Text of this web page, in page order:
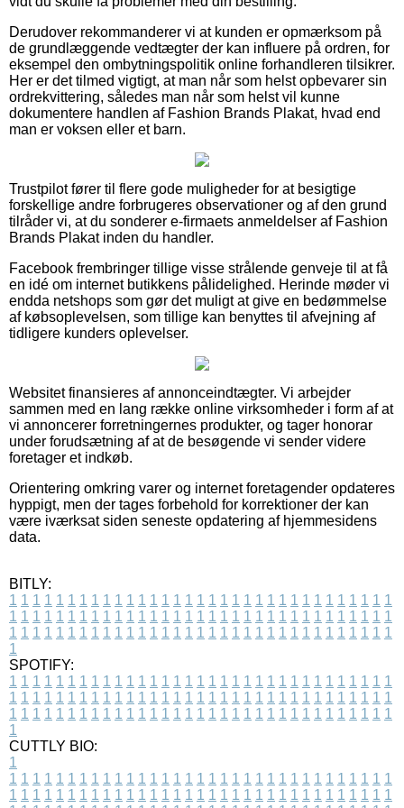
Derudover rekommanderer vi at kunden er opmærksom på
de grundlæggende vedtægter der kan influere på ordren, for
eksempel den ombytningspolitik online forhandleren tilsikrer.
Her er det tilmed vigtigt, at man når som helst opbevarer sin
ordrekvittering, således man når som helst vil kunne
dokumentere handlen af Fashion Brands Plakat, hvad end
man er voksen eller et barn.
Trustpilot fører til flere gode muligheder for at besigtige
forskellige andre forbrugeres observationer og af den grund
tilråder vi, at du sonderer e-firmaets anmeldelser af Fashion
Brands Plakat inden du handler.
Facebook frembringer tillige visse strålende genveje til at få
en idé om internet butikkens pålidelighed. Herinde møder vi
endda netshops som gør det muligt at give en bedømmelse
af købsoplevelsen, som tillige kan benyttes til afvejning af
tidligere kunders oplevelser.
Websitet finansieres af annonceindtægter. Vi arbejder
sammen med en lang række online virksomheder i form af at
vi annoncerer forretningernes produkter, og tager honorar
under forudsætning af at de besøgende vi sender videre
foretager et indkøb.
Orientering omkring varer og internet foretagender opdateres
hyppigt, men der tages forbehold for korrektioner der kan
være iværksat siden seneste opdatering af hjemmesidens
data.
BITLY:
1 1 1 1 1 1 1 1 1 1 1 1 1 1 1 1 1 1 1 1 1 1 1 1 1 1 1 1 1 1 1 1 1
1 1 1 1 1 1 1 1 1 1 1 1 1 1 1 1 1 1 1 1 1 1 1 1 1 1 1 1 1 1 1 1 1
1 1 1 1 1 1 1 1 1 1 1 1 1 1 1 1 1 1 1 1 1 1 1 1 1 1 1 1 1 1 1 1 1
1
SPOTIFY:
1 1 1 1 1 1 1 1 1 1 1 1 1 1 1 1 1 1 1 1 1 1 1 1 1 1 1 1 1 1 1 1 1
1 1 1 1 1 1 1 1 1 1 1 1 1 1 1 1 1 1 1 1 1 1 1 1 1 1 1 1 1 1 1 1 1
1 1 1 1 1 1 1 1 1 1 1 1 1 1 1 1 1 1 1 1 1 1 1 1 1 1 1 1 1 1 1 1 1
1
CUTTLY BIO:
1
1 1 1 1 1 1 1 1 1 1 1 1 1 1 1 1 1 1 1 1 1 1 1 1 1 1 1 1 1 1 1 1 1
1 1 1 1 1 1 1 1 1 1 1 1 1 1 1 1 1 1 1 1 1 1 1 1 1 1 1 1 1 1 1 1 1